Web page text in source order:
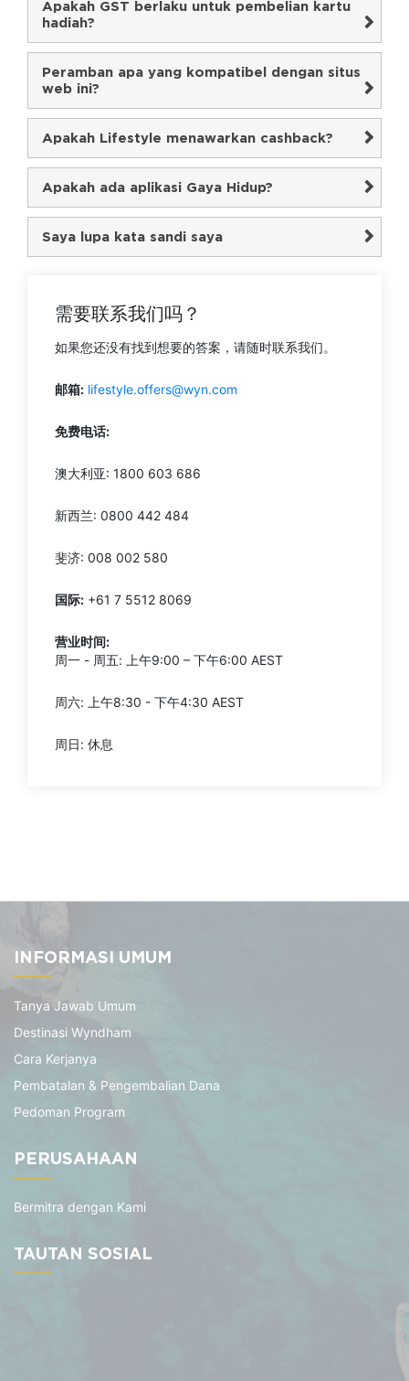
Apakah GST berlaku untuk pembelian kartu
hadiah?
Peramban apa yang kompatibel dengan situs
web ini?
Apakah Lifestyle menawarkan cashback?
Apakah ada aplikasi Gaya Hidup?
Saya lupa kata sandi saya
需要联系我们吗？
如果您还没有找到想要的答案，请随时联系我们。
邮箱: lifestyle.offers@wyn.com
免费电话:
澳大利亚: 1800 603 686
新西兰: 0800 442 484
斐济: 008 002 580
国际: +61 7 5512 8069
营业时间:
周一 - 周五: 上午9:00 – 下午6:00 AEST
周六: 上午8:30 - 下午4:30 AEST
周日: 休息
INFORMASI UMUM
Tanya Jawab Umum
Destinasi Wyndham
Cara Kerjanya
Pembatalan & Pengembalian Dana
Pedoman Program
PERUSAHAAN
Bermitra dengan Kami
TAUTAN SOSIAL